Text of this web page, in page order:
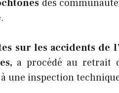
des
sur les accidents de
a procédé au retrait
une inspection